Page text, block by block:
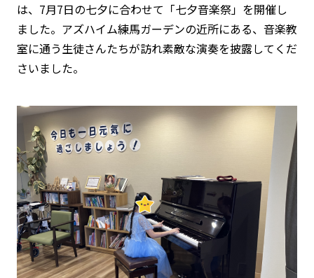
は、7月7日の七夕に合わせて「七夕音楽祭」を開催し
ました。アズハイム練馬ガーデンの近所にある、音楽教
室に通う生徒さんたちが訪れ素敵な演奏を披露してくだ
さいました。